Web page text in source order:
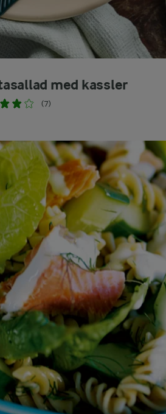
med kassler
(7)